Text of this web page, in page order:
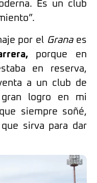
Es un club
por el Granaes
porque en
en reserva,
a un club de
gran logro en mi
siempre soñé,
sirva para dar